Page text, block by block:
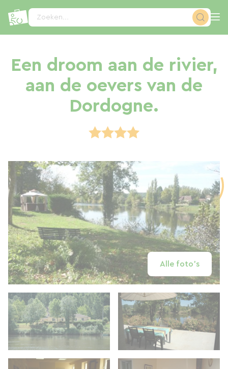
Zoeken...
Een droom aan de rivier,
aan de oevers van de
Dordogne.
Alle foto's
Cookies beheer paneel